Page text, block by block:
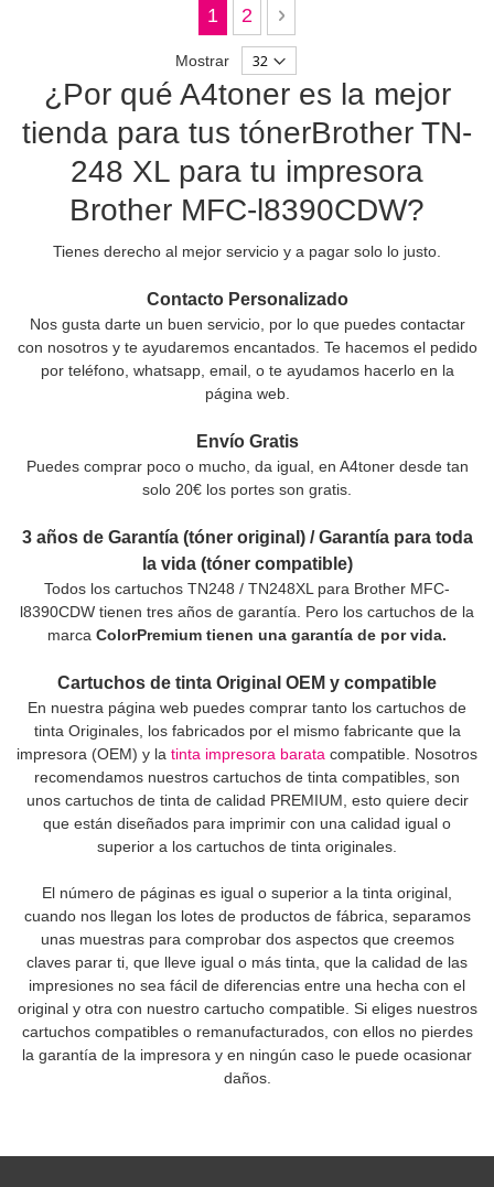
Página
Actualmente estás leyendo
1 Página
2 Página
Siguiente
Mostrar
¿Por qué A4toner es la mejor
tienda para tus tónerBrother TN-
248 XL para tu impresora
Brother MFC-l8390CDW?
Tienes derecho al mejor servicio y a pagar solo lo justo.
Contacto Personalizado
Nos gusta darte un buen servicio, por lo que puedes contactar
con nosotros y te ayudaremos encantados. Te hacemos el pedido
por teléfono, whatsapp, email, o te ayudamos hacerlo en la
página web.
Envío Gratis
Puedes comprar poco o mucho, da igual, en A4toner desde tan
solo 20€ los portes son gratis.
3 años de Garantía (tóner original) / Garantía para toda
la vida (tóner compatible)
Todos los cartuchos TN248 / TN248XL para Brother MFC-
l8390CDW tienen tres años de garantía. Pero los cartuchos de la
marca ColorPremium tienen una garantía de por vida.
Cartuchos de tinta Original OEM y compatible
En nuestra página web puedes comprar tanto los cartuchos de
tinta Originales, los fabricados por el mismo fabricante que la
impresora (OEM) y la tinta impresora barata compatible. Nosotros
recomendamos nuestros cartuchos de tinta compatibles, son
unos cartuchos de tinta de calidad PREMIUM, esto quiere decir
que están diseñados para imprimir con una calidad igual o
superior a los cartuchos de tinta originales.
El número de páginas es igual o superior a la tinta original,
cuando nos llegan los lotes de productos de fábrica, separamos
unas muestras para comprobar dos aspectos que creemos
claves parar ti, que lleve igual o más tinta, que la calidad de las
impresiones no sea fácil de diferencias entre una hecha con el
original y otra con nuestro cartucho compatible. Si eliges nuestros
cartuchos compatibles o remanufacturados, con ellos no pierdes
la garantía de la impresora y en ningún caso le puede ocasionar
daños.